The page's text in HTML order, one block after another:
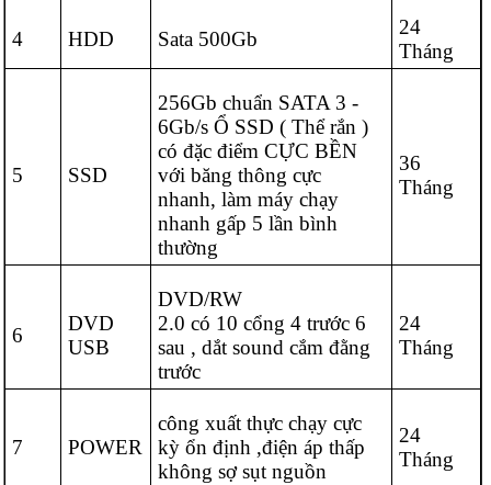
4 HDD Sata 500Gb
24
Tháng
5 SSD
256Gb chuẩn SATA 3 -
6Gb/s Ổ SSD ( Thể rắn )
có đặc điểm CỰC BỀN
với băng thông cực
nhanh, làm máy chạy
nhanh gấp 5 lần bình
thường
36
Tháng
6
DVD
USB
DVD/RW
2.0 có 10 cổng 4 trước 6
sau , dắt sound cắm đằng
trước
24
Tháng
7 POWER
công xuất thực chạy cực
kỳ ổn định ,điện áp thấp
không sợ sụt nguồn
24
Tháng